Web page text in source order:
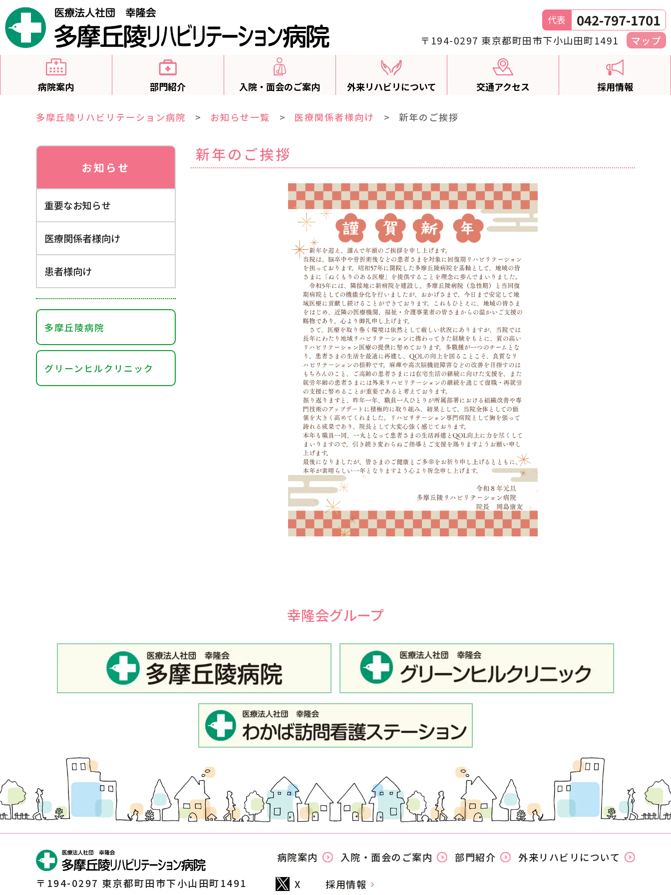
代表 042-797-1701
〒194-0297 東京都町田市下小山田町1491 マップ
病院案内 部門紹介 入院・面会のご案内 外来リハビリについて 交通アクセス 採用情報
多摩丘陵リハビリテーション病院 > お知らせ一覧 > 医療関係者様向け > 新年のご挨拶
お知らせ
重要なお知らせ
医療関係者様向け
患者様向け
多摩丘陵病院
グリーンヒルクリニック
新年のご挨拶
幸隆会グループ
〒194-0297 東京都町田市下小山田町1491
病院案内 入院・面会のご案内 部門紹介
外来リハビリについて
X
採用情報